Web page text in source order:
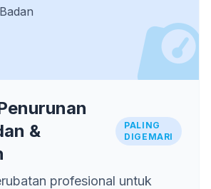
&
PALING
DIGEMARI
profesional untuk